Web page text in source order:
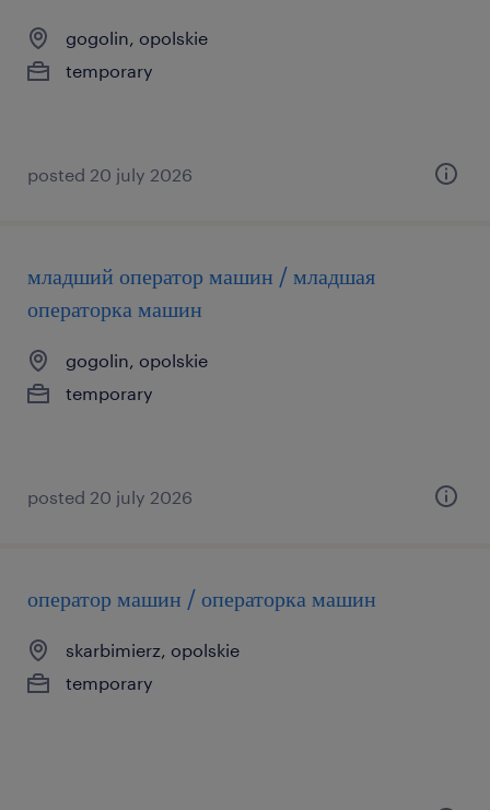
gogolin, opolskie
temporary
posted 20 july 2026
младший оператор машин / младшая
операторка машин
gogolin, opolskie
temporary
posted 20 july 2026
оператор машин / операторка машин
skarbimierz, opolskie
temporary